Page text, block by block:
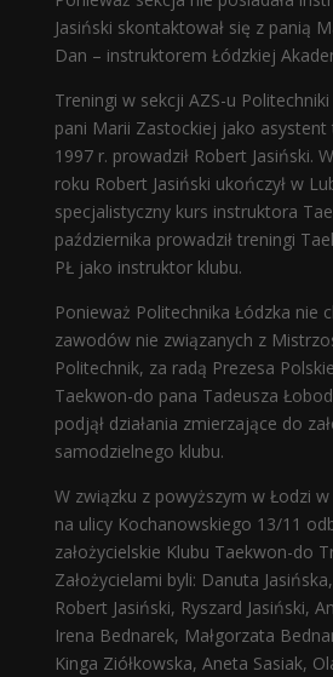
Jasiński skontaktował się z panią
Dan – instruktorem Łódzkiej
Treningi w sekcji AZS-u
pani Marii Zastockiej jako
1997 r. prowadził Robert Jasiński.
roku Robert Jasiński ukończył w
specjalistyczny kurs instruktora
października prowadził treningi
PŁ jako instruktor klubu.
Ponieważ Politechnika Łódzka nie
zawodów nie związanych z
Politechnik, za radą Prezesa
Taekwon-do pana Tadeusza
podjął działania zmierzające do
samodzielnego klubu.
W związku z powyższym w Łodzi w
na ulicy Kochanowskiego 13/11
założycielskie Klubu Taekwon-do
Założycielami byli: Danuta
Robert Jasiński, Ryszard Jasiński,
Irena Bednarek, Małgorzata
Kinga Ziółkowska, Aneta Sasiak,